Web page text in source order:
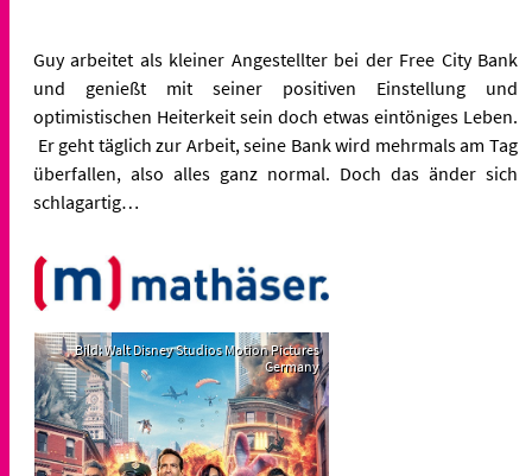
Guy arbeitet als kleiner Angestellter bei der Free City Bank
und genießt mit seiner positiven Einstellung und
optimistischen Heiterkeit sein doch etwas eintöniges Leben.
Er geht täglich zur Arbeit, seine Bank wird mehrmals am Tag
überfallen, also alles ganz normal. Doch das änder sich
schlagartig…
Bild: Walt Disney Studios Motion Pictures
Germany